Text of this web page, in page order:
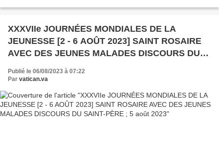
XXXVIIe JOURNÉES MONDIALES DE LA
JEUNESSE [2 - 6 AOÛT 2023] SAINT ROSAIRE
AVEC DES JEUNES MALADES DISCOURS DU
SAINT-PÈRE ; 5 août 2023
Publié le 06/08/2023 à 07:22
Par vatican.va